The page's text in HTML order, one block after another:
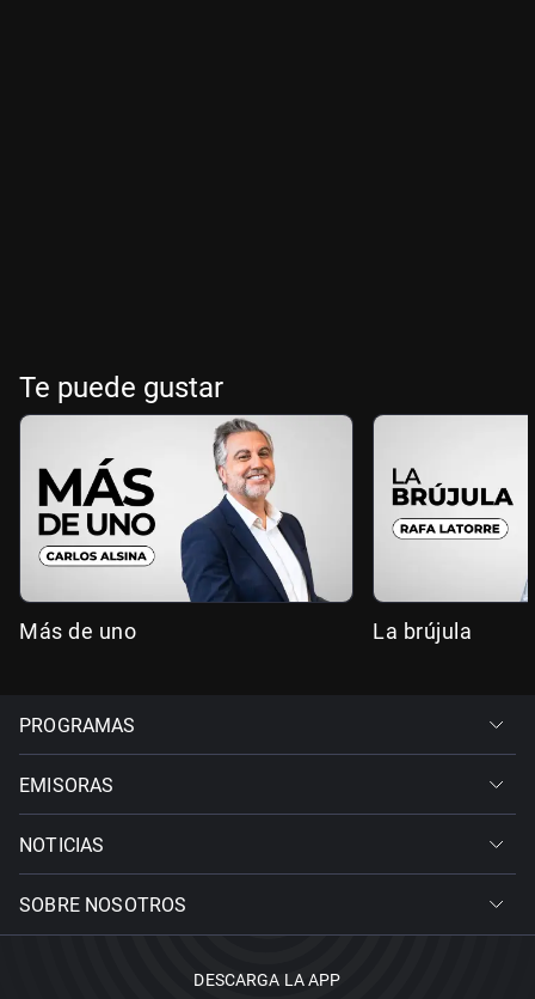
Te puede gustar
Más de uno La brújula
PROGRAMAS
EMISORAS
NOTICIAS
SOBRE NOSOTROS
DESCARGA LA APP